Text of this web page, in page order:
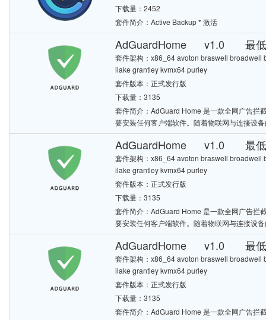
下载量：2452
套件简介：Active Backup * 激活
AdGuardHome v1.0 最低
套件架构：x86_64 avoton braswell
ilake grantley kvmx64 purley
套件版本：正式发行版
下载量：3135
套件简介：AdGuard Home 是一款全网广告拦
要安装任何客户端软件。随着物联网与连接设
AdGuardHome v1.0 最低
套件架构：x86_64 avoton braswell
ilake grantley kvmx64 purley
套件版本：正式发行版
下载量：3135
套件简介：AdGuard Home 是一款全网广告拦
要安装任何客户端软件。随着物联网与连接设
AdGuardHome v1.0 最低
套件架构：x86_64 avoton braswell
ilake grantley kvmx64 purley
套件版本：正式发行版
下载量：3135
套件简介：AdGuard Home 是一款全网广告拦